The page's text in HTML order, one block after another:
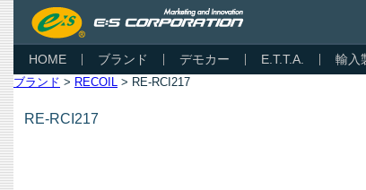
HOME ブランド デモカー E.T.T.A. 輸入
ブランド > RECOIL > RE-RCI217
RE-RCI217